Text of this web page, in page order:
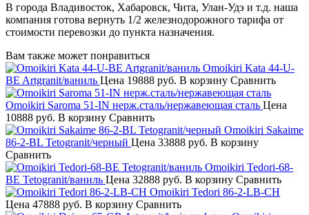
В города Владивосток, Хабаровск, Чита, Улан-Удэ и т.д. наша
компания готова вернуть 1/2 железнодорожного тарифа от
стоимости перевозки до пункта назначения.
Вам также может понравиться
Omoikiri Kata 44-U-
BE Artgranit/ваниль Цена 19888 руб. В корзину Сравнить
Omoikiri Saroma 51-IN нерж.сталь/нержавеющая сталь Цена
10888 руб. В корзину Сравнить
Omoikiri Sakaime
86-2-BL Tetogranit/черный Цена 33888 руб. В корзину
Сравнить
Omoikiri Tedori-68-
BE Tetogranit/ваниль Цена 32888 руб. В корзину Сравнить
Omoikiri Tedori 86-2-LB-CH
Цена 47888 руб. В корзину Сравнить